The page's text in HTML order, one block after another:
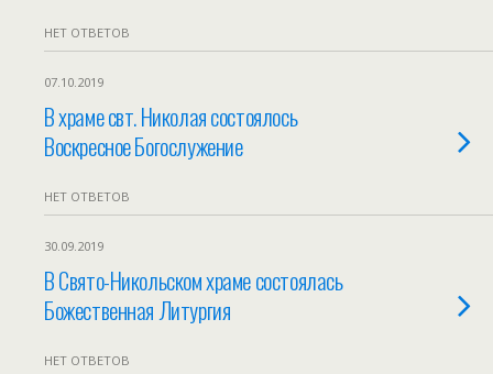
НЕТ ОТВЕТОВ
07.10.2019
В храме свт. Николая состоялось
Воскресное Богослужение
НЕТ ОТВЕТОВ
30.09.2019
В Свято-Никольском храме состоялась
Божественная Литургия
НЕТ ОТВЕТОВ